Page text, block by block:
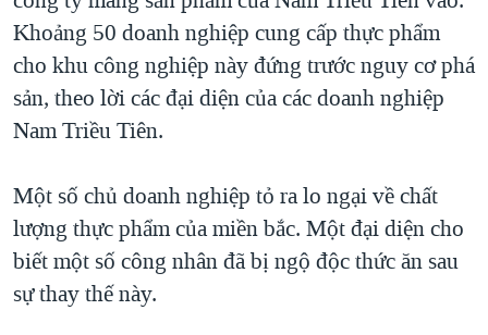
Khoảng 50 doanh nghiệp cung cấp thực phẩm
cho khu công nghiệp này đứng trước nguy cơ phá
sản, theo lời các đại diện của các doanh nghiệp
Nam Triều Tiên.
Một số chủ doanh nghiệp tỏ ra lo ngại về chất
lượng thực phẩm của miền bắc. Một đại diện cho
biết một số công nhân đã bị ngộ độc thức ăn sau
sự thay thế này.